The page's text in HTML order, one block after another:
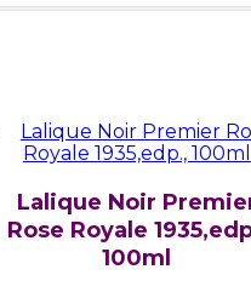
Lalique Noir
Rose Royale
100ml